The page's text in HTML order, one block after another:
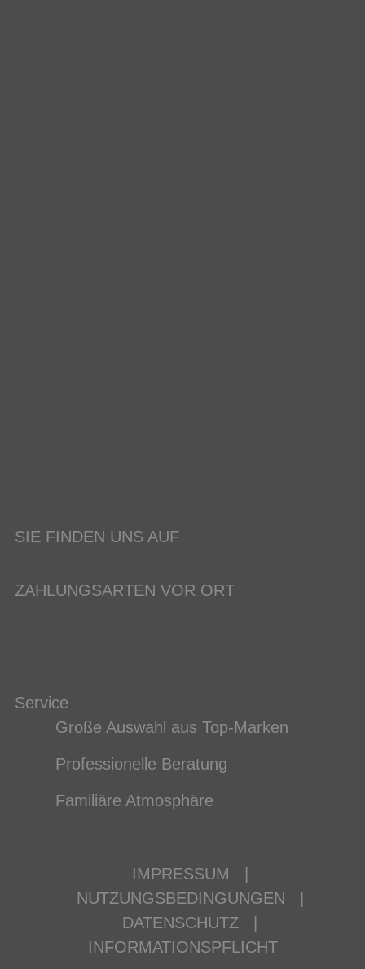
SIE FINDEN UNS AUF
ZAHLUNGSARTEN VOR ORT
Service
Große Auswahl aus Top-Marken
Professionelle Beratung
Familiäre Atmosphäre
IMPRESSUM
NUTZUNGSBEDINGUNGEN
DATENSCHUTZ
INFORMATIONSPFLICHT